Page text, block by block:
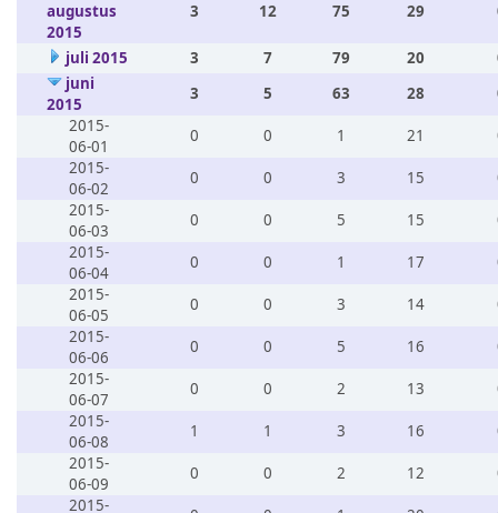
augustus
2015
3 12 75 29
juli 2015 3 7 79 20
juni
2015
3 5 63 28
2015-
06-01
0 0 1 21
2015-
06-02
0 0 3 15
2015-
06-03
0 0 5 15
2015-
06-04
0 0 1 17
2015-
06-05
0 0 3 14
2015-
06-06
0 0 5 16
2015-
06-07
0 0 2 13
2015-
06-08
1 1 3 16
2015-
06-09
0 0 2 12
2015-